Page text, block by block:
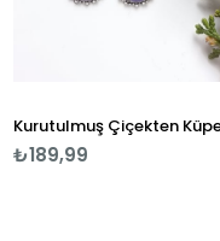
Kurutulmuş Çiçekten Küpe
₺189,99